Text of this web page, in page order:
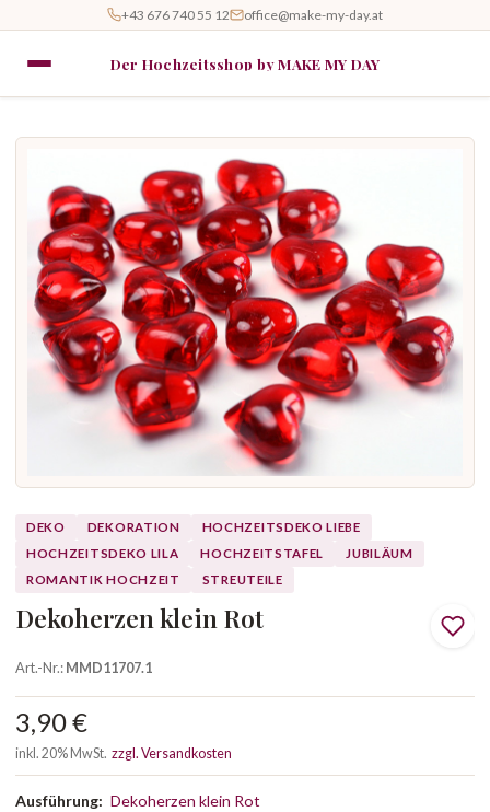
+43 676 740 55 12 office@make-my-day.at
Der Hochzeitsshop by MAKE MY DAY
DEKO DEKORATION
HOCHZEITSDEKO LIEBE
HOCHZEITSDEKO LILA
HOCHZEITSTAFEL
JUBILÄUM
ROMANTIK HOCHZEIT
STREUTEILE
Dekoherzen klein Rot
Art.-Nr.:MMD11707.1
3,90 €
inkl. 20% MwSt. zzgl. Versandkosten
Ausführung: Dekoherzen klein Rot